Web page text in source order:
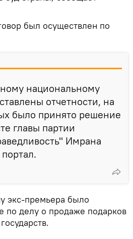
был осуществлен по
национальному
отчетности, на
было принято решение
главы партии
Имрана
экс-премьера было
по делу о продаже подарков